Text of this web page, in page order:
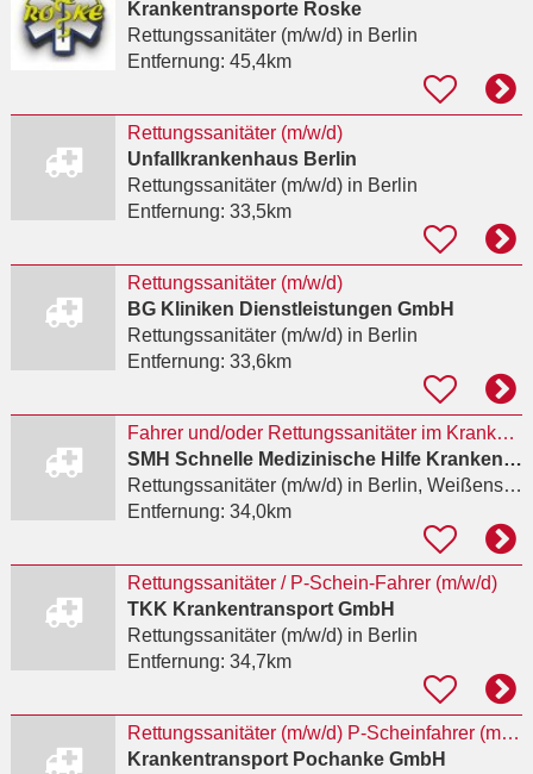
Krankentransporte Roske
Rettungssanitäter (m/w/d)in Berlin
Entfernung: 45,4km
Rettungssanitäter (m/w/d)
Unfallkrankenhaus Berlin
Rettungssanitäter (m/w/d)in Berlin
Entfernung: 33,5km
Rettungssanitäter (m/w/d)
BG Kliniken Dienstleistungen GmbH
Rettungssanitäter (m/w/d)in Berlin
Entfernung: 33,6km
Fahrer und/oder Rettungssanitäter im Krankentransport
SMH Schnelle Medizinische Hilfe Krankentransport GmbH
Rettungssanitäter (m/w/d)in Berlin, Weißensee
Entfernung: 34,0km
Rettungssanitäter / P-Schein-Fahrer (m/w/d)
TKK Krankentransport GmbH
Rettungssanitäter (m/w/d)in Berlin
Entfernung: 34,7km
Rettungssanitäter (m/w/d) P-Scheinfahrer (m/w/d) Disponenten (m/w/d)
Krankentransport Pochanke GmbH